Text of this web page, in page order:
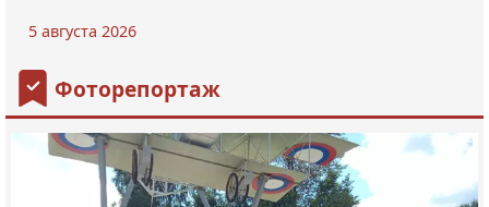
5 августа 2026
Фоторепортаж